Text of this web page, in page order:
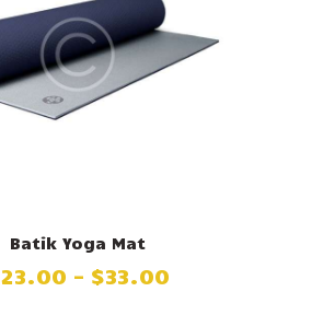
Batik Yoga Mat
23.00 – $33.00